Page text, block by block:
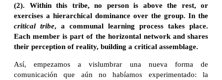
(2). Within this tribe, no person is above the rest, or
exercises a hierarchical dominance over the group. In the
critical tribe, a communal learning process takes place.
Each member is part of the horizontal network and shares
their perception of reality, building a critical assemblage.
Así, empezamos a vislumbrar una nueva forma de
comunicación que aún no habíamos experimentado: la